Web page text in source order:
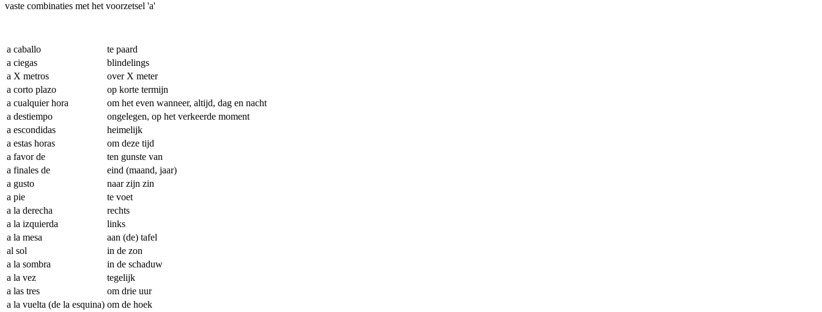
vaste combinaties met het voorzetsel 'a'
a caballo
te paard
a ciegas
blindelings
a X metros
over X meter
a corto plazo
op korte termijn
a cualquier hora
om het even wanneer, altijd, dag en nacht
a destiempo
ongelegen, op het verkeerde moment
a escondidas
heimelijk
a estas horas
om deze tijd
a favor de
ten gunste van
a finales de
eind (maand, jaar)
a gusto
naar zijn zin
a pie
te voet
a la derecha
rechts
a la izquierda
links
a la mesa
aan (de) tafel
al sol
in de zon
a la sombra
in de schaduw
a la vez
tegelijk
a las tres
om drie uur
a la vuelta (de la esquina) om de hoek